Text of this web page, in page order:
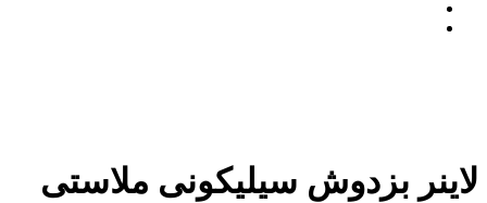
لاینر بزدوش سیلیکونی ملاستی